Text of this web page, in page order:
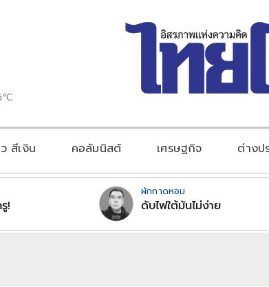
สีเงิน คอลัมนิสต์ เศรษฐกิจ ต่างป
!
ผักกาดหอม
ดับไฟใต้มันไม่ง่าย